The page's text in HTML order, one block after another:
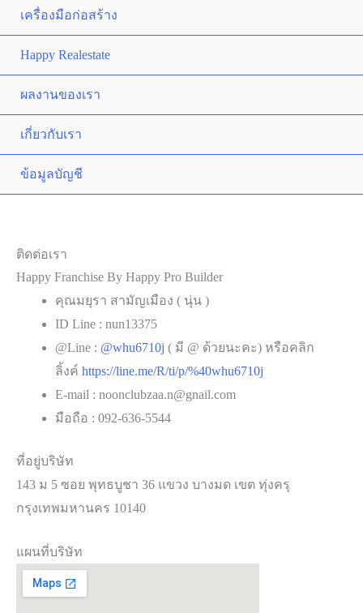
เครื่องมือก่อสร้าง
Happy Realestate
ผลงานของเรา
เกี่ยวกับเรา
ข้อมูลบัญชี
ติดต่อเรา
Happy Franchise By Happy Pro Builder
คุณมยุรา สามัญเมือง ( นุ่น )
ID Line : nun13375
@Line : @whu6710j ( มี @ ด้วยนะคะ) หรือคลิก
ลิ้งค์ https://line.me/R/ti/p/%40whu6710j
E-mail :
moc.liang
@n.aazbulcnoon
มือถือ : 092-636-5544
ที่อยู่บริษัท
143 ม 5 ซอย พุทธบูชา 36 แขวง บางมด เขต ทุ่งครุ
กรุงเทพมหานคร 10140
แผนที่บริษัท